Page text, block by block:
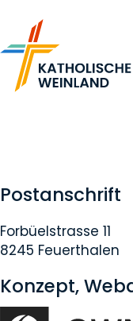
Postanschrift
Forbüelstrasse 11
8245 Feuerthalen
Konzept,